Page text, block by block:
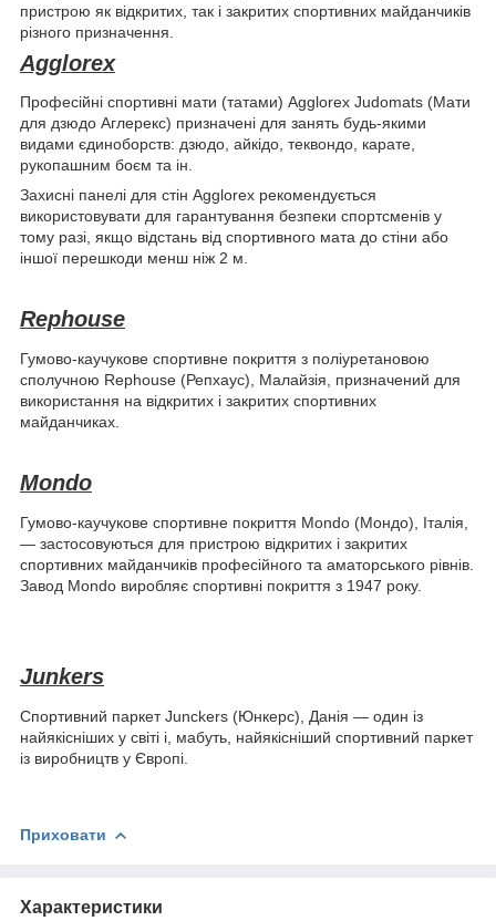
пристрою як відкритих, так і закритих спортивних майданчиків
різного призначення.
Agglorex
Професійні спортивні мати (татами) Agglorex Judomats (Мати
для дзюдо Аглерекс) призначені для занять будь-якими
видами єдиноборств: дзюдо, айкідо, теквондо, карате,
рукопашним боєм та ін.
Захисні панелі для стін Agglorex рекомендується
використовувати для гарантування безпеки спортсменів у
тому разі, якщо відстань від спортивного мата до стіни або
іншої перешкоди менш ніж 2 м.
Rephouse
Гумово-каучукове спортивне покриття з поліуретановою
сполучною Rephouse (Репхаус), Малайзія, призначений для
використання на відкритих і закритих спортивних
майданчиках.
Mondo
Гумово-каучукове спортивне покриття Mondo (Мондо), Італія,
— застосовуються для пристрою відкритих і закритих
спортивних майданчиків професійного та аматорського рівнів.
Завод Mondo виробляє спортивні покриття з 1947 року.
Junkers
Спортивний паркет Junckers (Юнкерс), Данія — один із
найякісніших у світі і, мабуть, найякісніший спортивний паркет
із виробництв у Європі.
Приховати
Характеристики